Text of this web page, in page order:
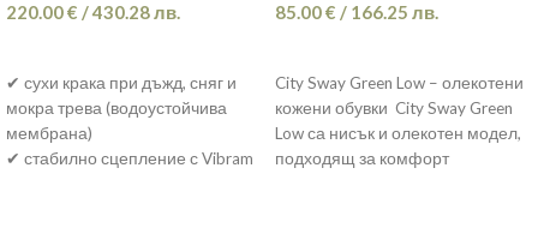
220.00€ /430.28лв.
✔ сухи крака при дъжд, сняг и
мокра трева (водоустойчива
мембрана)
✔ стабилно сцепление с Vibram
85.00€ / 166.25 лв.
City Sway Green Low – олекотени
кожени обувки City Sway Green
Low са нисък и олекотен модел,
подходящ за комфорт